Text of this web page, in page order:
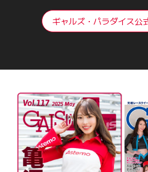
ギャルズ・パラダイス公